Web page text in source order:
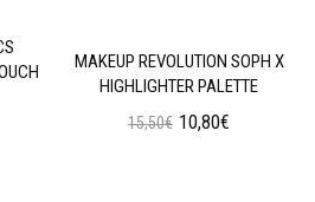
MAKEUP REVOLUTION SOPH X
HIGHLIGHTER PALETTE
15,50€ 10,80€